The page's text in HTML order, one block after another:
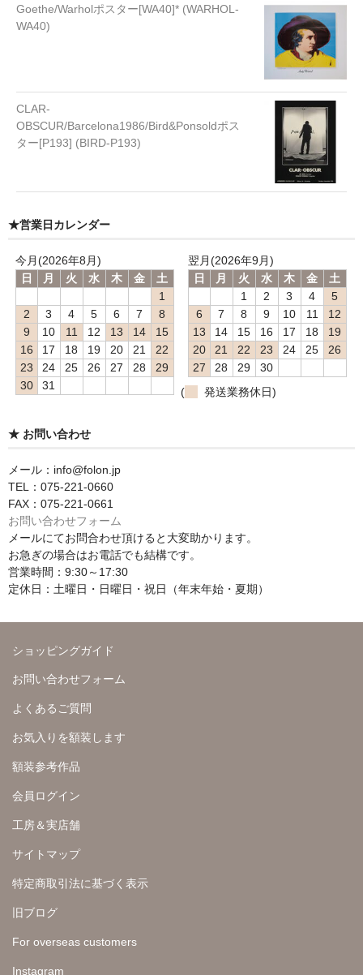
Goethe/Warholポスター[WA40]* (WARHOL-
WA40)
CLAR-
OBSCUR/Barcelona1986/Bird&Ponsoldポス
ター[P193] (BIRD-P193)
★営業日カレンダー
今月(2026年8月)
日
月 火 水 木 金
土
1
2
3 4 5 6 7
8
9
10 11 12 13 14
15
16
17 18 19 20 21
22
23
24 25 26 27 28
29
30
31
翌月(2026年9月)
日
月 火 水 木 金
土
1
2 3 4
5
6
7 8 9 10 11
12
13
14 15 16 17 18
19
20
21 22 23 24 25
26
27
28 29
30
(
発送業務休日)
★ お問い合わせ
メール：info@folon.jp
TEL：075-221-0660
FAX：075-221-0661
お問い合わせフォーム
メールにてお問合わせ頂けると大変助かります。
お急ぎの場合はお電話でも結構です。
営業時間：9:30～17:30
定休日：土曜日・日曜日・祝日（年末年始・夏期）
ショッピングガイド
お問い合わせフォーム
よくあるご質問
お気入りを額装します
額装参考作品
会員ログイン
工房＆実店舗
サイトマップ
特定商取引法に基づく表示
旧ブログ
For overseas customers
Instagram